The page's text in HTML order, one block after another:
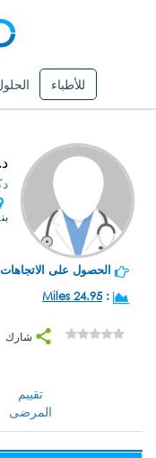
للأطباء
الحصول على
:
24.95 Miles
شارك
تقييم
المرضى